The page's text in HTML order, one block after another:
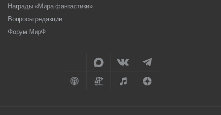
Награды «Мира фантастики»
Вопросы редакции
Форум МирФ